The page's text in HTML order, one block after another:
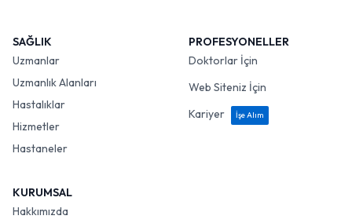
SAĞLIK
Uzmanlar
Uzmanlık Alanları
Hastalıklar
Hizmetler
Hastaneler
PROFESYONELLER
Doktorlar İçin
Web Siteniz İçin
Kariyer
İşe Alım
KURUMSAL
Hakkımızda